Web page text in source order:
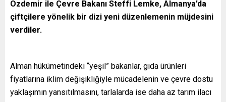
Özdemir ile Çevre Bakanı Steffi Lemke, Almanya’da
çiftçilere yönelik bir dizi yeni düzenlemenin müjdesini
verdiler.
Alman hükümetindeki “yeşil” bakanlar, gıda ürünleri
fiyatlarına iklim değişikliğiyle mücadelenin ve çevre dostu
yaklaşımın yansıtılmasını, tarlalarda ise daha az tarım ilacı